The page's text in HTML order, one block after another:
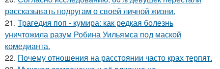
рассказывать подругам о своей личной жизни.
21. Трагедия поп - кумира: как редкая болезнь
уничтожила разум Робина Уильямса под маской
комедианта.
22. Почему отношения на расстоянии часто крах терпят.